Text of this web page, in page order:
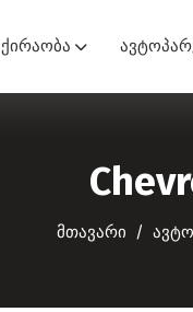
ქირაობა
მთავარი